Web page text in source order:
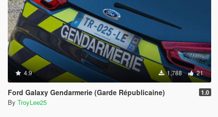
4.9 1,788 21
Ford Galaxy Gendarmerie (Garde Républicaine) 1.0
By TroyLee25